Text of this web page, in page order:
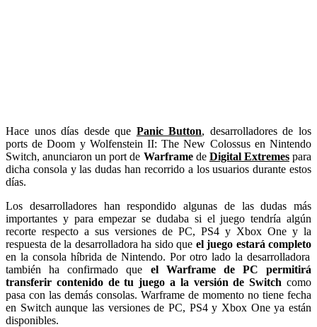
Hace unos días desde que Panic Button, desarrolladores de los
ports de Doom y Wolfenstein II: The New Colossus en Nintendo
Switch, anunciaron un port de Warframede Digital Extremespara
dicha consola y las dudas han recorrido a los usuarios durante estos
días.
Los desarrolladores han respondido algunas de las dudas más
importantes y para empezar se dudaba si el juego tendría algún
recorte respecto a sus versiones de PC, PS4 y Xbox One y la
respuesta de la desarrolladora ha sido que el juego estará completo
en la consola híbrida de Nintendo. Por otro lado la desarrolladora
también ha confirmado que el Warframe de PC permitirá
transferir contenido de tu juego a la versión de Switch como
pasa con las demás consolas. Warframe de momento no tiene fecha
en Switch aunque las versiones de PC, PS4 y Xbox One ya están
disponibles.